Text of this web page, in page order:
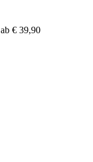
ab € 39,90